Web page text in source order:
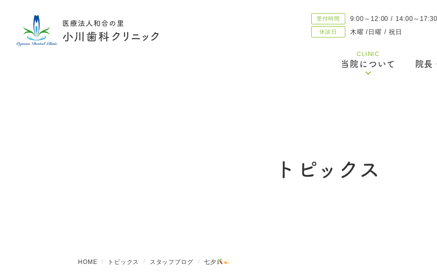
受付時間 9:00～12:00 / 14:00～17:30
休診日 木曜 /日曜 / 祝日
CLINIC
当院について 院長
トピックス
HOME トピックス スタッフブログ 七夕